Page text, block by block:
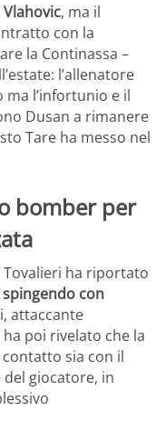
, ma il
con la
la Continassa –
l’allenatore
l’infortunio e il
Dusan a rimanere
Tare ha messo nel
bomber per
Tovalieri ha riportato
con
attaccante
ha poi rivelato che la
sia con il
del giocatore, in